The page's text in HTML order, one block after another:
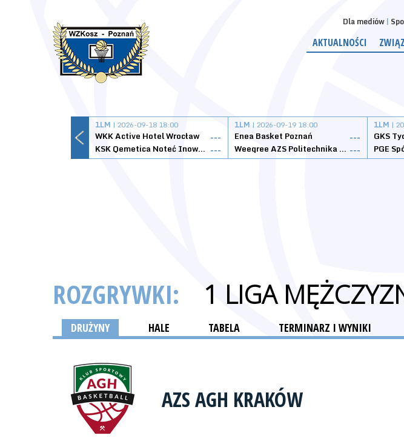
Dla mediów
AKTUALNOŚCI
1LM | 2026-09-18 18:00
WKK Active Hotel Wrocław
---
KSK Qemetica Noteć Inowrocław ---
1LM | 2026-09-19 18:00
Enea Basket Poznań
---
Weegree AZS Politechnika Opolska ---
1LM |
GKS
PGE
ROZGRYWKI: 1 LIGA
DRUŻYNY HALE TABELA TERMINARZ I WYNIKI
AZS AGH KRAKÓW